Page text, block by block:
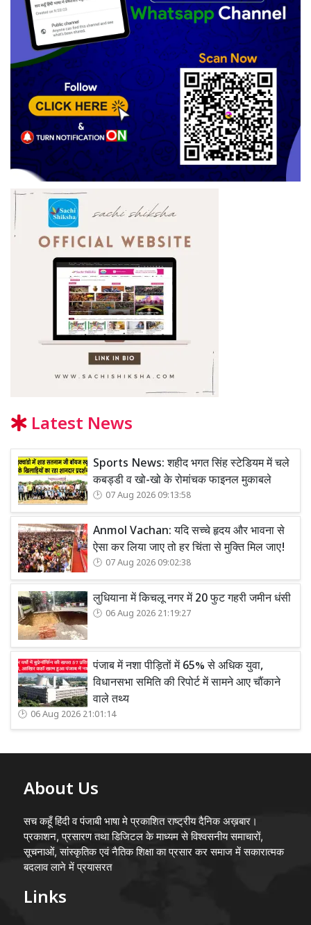
Latest News
Sports News: शहीद भगत सिंह स्टेडियम में चले
कबड्डी व खो-खो के रोमांचक फाइनल मुकाबले
07 Aug 2026 09:13:58
Anmol Vachan: यदि सच्चे हृदय और भावना से
ऐसा कर लिया जाए तो हर चिंता से मुक्ति मिल जाए!
07 Aug 2026 09:02:38
लुधियाना में किचलू नगर में 20 फुट गहरी जमीन धंसी
06 Aug 2026 21:19:27
पंजाब में नशा पीड़ितों में 65% से अधिक युवा,
विधानसभा समिति की रिपोर्ट में सामने आए चौंकाने
वाले तथ्य
06 Aug 2026 21:01:14
About Us
सच कहूँ हिंदी व पंजाबी भाषा मे प्रकाशित राष्ट्रीय दैनिक अख़बार।
प्रकाशन, प्रसारण तथा डिजिटल के माध्यम से विश्वसनीय समाचारों,
सूचनाओं, सांस्कृतिक एवं नैतिक शिक्षा का प्रसार कर समाज में सकारात्मक
बदलाव लाने में प्रयासरत
Links